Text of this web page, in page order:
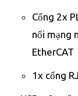
Cổng 2x
nối mạng
EtherCAT
1x cổng